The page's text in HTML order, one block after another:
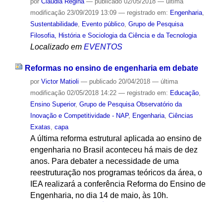
modificação23/09/2019 13:09 — registrado em: Engenharia,
Sustentabilidade, Evento público, Grupo de Pesquisa
Filosofia, História e Sociologia da Ciência e da Tecnologia
Localizado em EVENTOS
Reformas no ensino de engenharia em debate
por Victor Matioli — publicado20/04/2018 — última
modificação02/05/2018 14:22 — registrado em: Educação,
Ensino Superior, Grupo de Pesquisa Observatório da
Inovação e Competitividade - NAP, Engenharia, Ciências
Exatas, capa
A última reforma estrutural aplicada ao ensino de
engenharia no Brasil aconteceu há mais de dez
anos. Para debater a necessidade de uma
reestruturação nos programas teóricos da área, o
IEA realizará a conferência Reforma do Ensino de
Engenharia, no dia 14 de maio, às 10h.